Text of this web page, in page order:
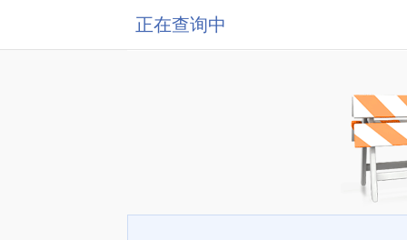
正在查询中